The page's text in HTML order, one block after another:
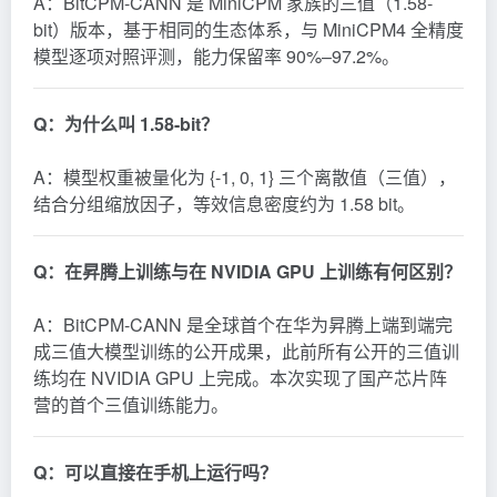
bit）版本，基于相同的生态体系，与 MiniCPM4 全精度
模型逐项对照评测，能力保留率 90%–97.2%。
Q：为什么叫 1.58-bit？
A：模型权重被量化为 {-1, 0, 1} 三个离散值（三值），
结合分组缩放因子，等效信息密度约为 1.58 bit。
Q：在昇腾上训练与在 NVIDIA GPU 上训练有何区别？
A：BitCPM-CANN 是全球首个在华为昇腾上端到端完
成三值大模型训练的公开成果，此前所有公开的三值训
练均在 NVIDIA GPU 上完成。本次实现了国产芯片阵
营的首个三值训练能力。
Q：可以直接在手机上运行吗？